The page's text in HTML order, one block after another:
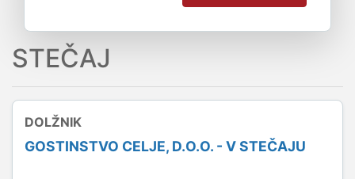
STEČAJ
DOLŽNIK
GOSTINSTVO CELJE, D.O.O. - V STEČAJU